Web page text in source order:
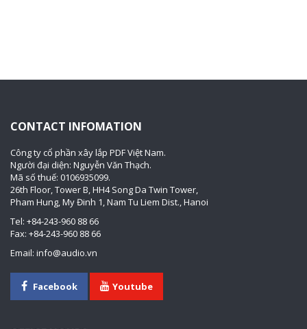
CONTACT INFOMATION
Công ty cổ phần xây lắp PDF Việt Nam.
Người đại diện: Nguyễn Văn Thạch.
Mã số thuế: 0106935099.
26th Floor, Tower B, HH4 Song Da Twin Tower,
Pham Hung, My Đinh 1, Nam Tu Liem Dist., Hanoi
Tel: +84-243-960 88 66
Fax: +84-243-960 88 66
Email: info@audio.vn
Facebook Youtube